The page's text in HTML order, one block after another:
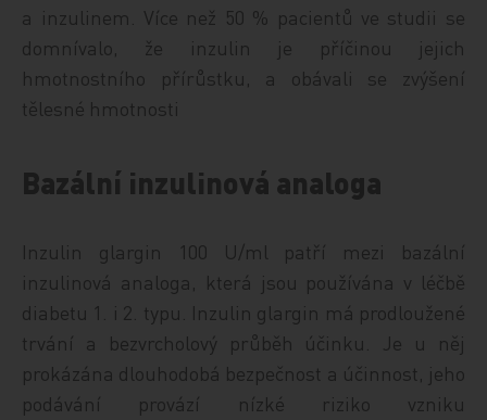
a inzulinem. Více než 50 % pacientů ve studii se
domnívalo, že inzulin je příčinou jejich
hmotnostního přírůstku, a obávali se zvýšení
tělesné hmotnosti
Bazální inzulinová analoga
Inzulin glargin 100 U/ml patří mezi bazální
inzulinová analoga, která jsou používána v léčbě
diabetu 1. i 2. typu. Inzulin glargin má prodloužené
trvání a bezvrcholový průběh účinku. Je u něj
prokázána dlouhodobá bezpečnost a účinnost, jeho
podávání provází nízké riziko vzniku